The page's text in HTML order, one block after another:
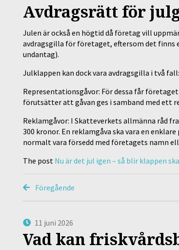
Avdragsrätt för
Julen är också en högtid då företag vill
avdragsgilla för företaget, eftersom det
undantag).
Julklappen kan dock vara avdragsgilla i två fall:
Representationsgåvor: För dessa får
förutsätter att gåvan ges i samband med ett
Reklamgåvor: I Skatteverkets allmänna råd
300 kronor. En reklamgåva ska vara en
normalt vara försedd med företagets namn
The post Nu är det jul igen – så blir klappen
Föregående
11 juni 2026
Vad kan